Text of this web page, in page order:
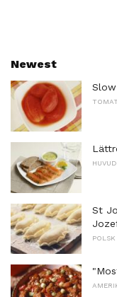
Newest
St